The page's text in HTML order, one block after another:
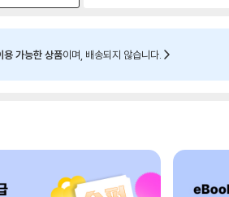
가능한 상품이며, 배송되지 않습니다.